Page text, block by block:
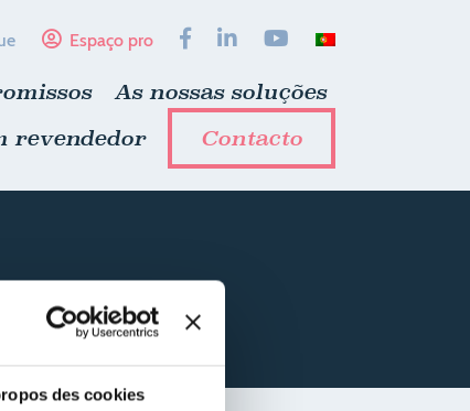
des cookies
Espaço pro
As nossas soluções
revendedor
Contacto